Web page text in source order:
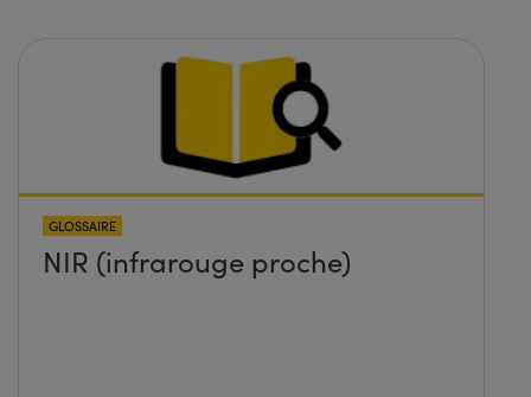
GLOSSAIRE
NIR (infrarouge proche)